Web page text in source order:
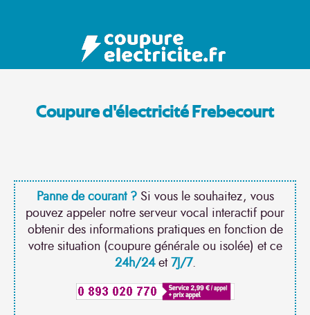
Coupure d'électricité Frebecourt
Panne de courant ?Si vous le souhaitez, vous
pouvez appeler notre serveur vocal interactif pour
obtenir des informations pratiques en fonction de
votre situation (coupure générale ou isolée) et ce
24h/24et7J/7.